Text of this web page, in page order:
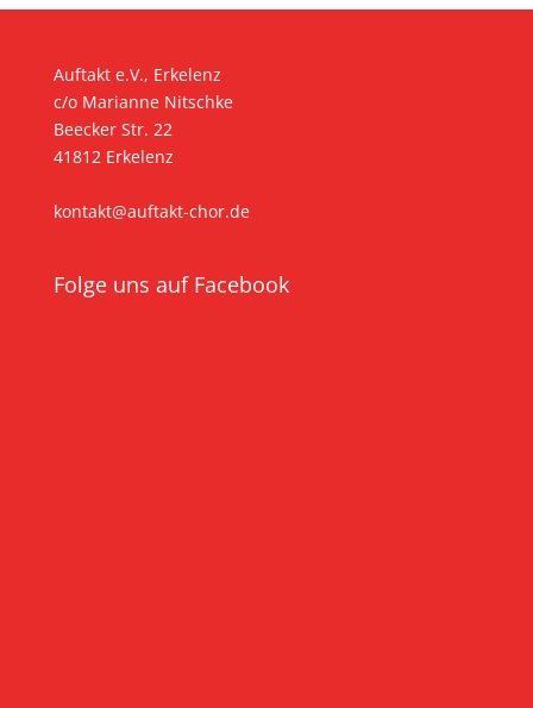
Auftakt e.V., Erkelenz
c/o Marianne Nitschke
Beecker Str. 22
41812 Erkelenz
kontakt@auftakt-chor.de
Folge uns auf Facebook